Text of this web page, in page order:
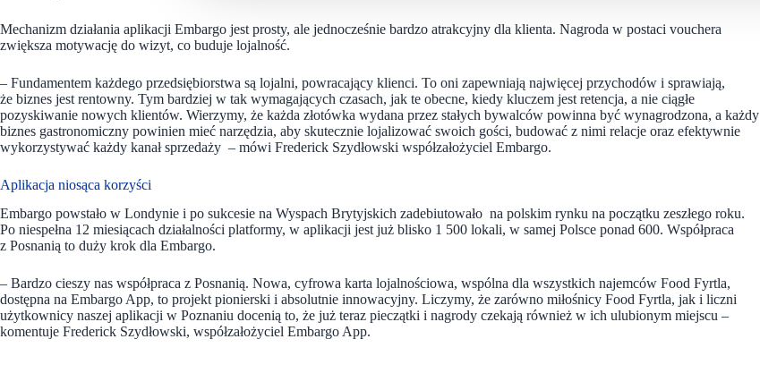
Mechanizm działania aplikacji Embargo jest prosty, ale jednocześnie bardzo atrakcyjny dla klienta. Nagroda w postaci vouchera
zwiększa motywację do wizyt, co buduje lojalność.
– Fundamentem każdego przedsiębiorstwa są lojalni, powracający klienci. To oni zapewniają najwięcej przychodów i sprawiają,
że biznes jest rentowny. Tym bardziej w tak wymagających czasach, jak te obecne, kiedy kluczem jest retencja, a nie ciągłe
pozyskiwanie nowych klientów. Wierzymy, że każda złotówka wydana przez stałych bywalców powinna być wynagrodzona, a każdy
biznes gastronomiczny powinien mieć narzędzia, aby skutecznie lojalizować swoich gości, budować z nimi relacje oraz efektywnie
wykorzystywać każdy kanał sprzedaży – mówi Frederick Szydłowski współzałożyciel Embargo.
Aplikacja niosąca korzyści
Embargo powstało w Londynie i po sukcesie na Wyspach Brytyjskich zadebiutowało na polskim rynku na początku zeszłego roku.
Po niespełna 12 miesiącach działalności platformy, w aplikacji jest już blisko 1 500 lokali, w samej Polsce ponad 600. Współpraca
z Posnanią to duży krok dla Embargo.
– Bardzo cieszy nas współpraca z Posnanią. Nowa, cyfrowa karta lojalnościowa, wspólna dla wszystkich najemców Food Fyrtla,
dostępna na Embargo App, to projekt pionierski i absolutnie innowacyjny. Liczymy, że zarówno miłośnicy Food Fyrtla, jak i liczni
użytkownicy naszej aplikacji w Poznaniu docenią to, że już teraz pieczątki i nagrody czekają również w ich ulubionym miejscu –
komentuje Frederick Szydłowski, współzałożyciel Embargo App.